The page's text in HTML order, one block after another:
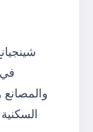
في
والمصانع